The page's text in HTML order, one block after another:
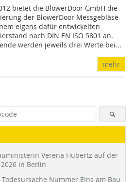
bietet die BlowerDoor GmbH die
der BlowerDoor Messgebläse
eigens dafür entwickelten
nach DIN EN ISO 5801 an.
werden jeweils drei Werte bei...
mehr
Verena Hubertz auf der
in Berlin
Nummer Eins am Bau